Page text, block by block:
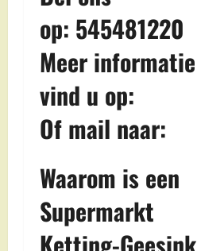
op: 545481220
Meer informatie
vind u op:
Of mail naar:
Waarom is een
Supermarkt